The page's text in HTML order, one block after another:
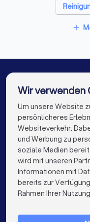
add
Die besten
info@trustlocal.de
FÜR PRIVATPERSONEN
Wir verwenden
Um unsere Website
persönlicheres
Websiteverkehr.
und Werbung zu
soziale Medien
wird mit unseren
Informationen mit
bereits zur
Rahmen Ihrer